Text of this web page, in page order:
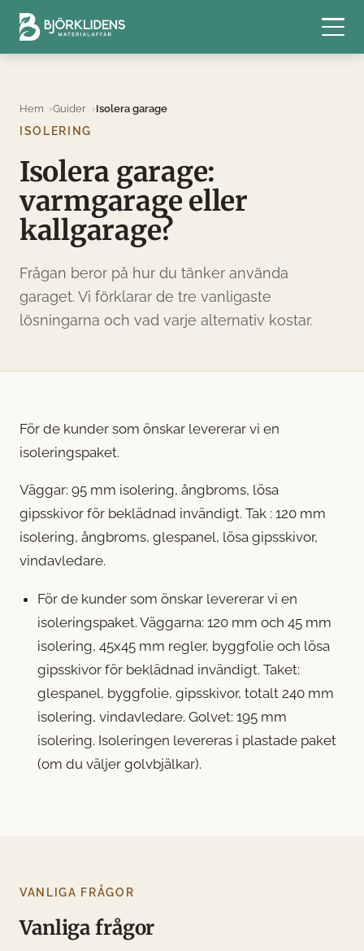
Hem Guider
Isolera garage
ISOLERING
Isolera garage:
varmgarage eller
kallgarage?
Frågan beror på hur du tänker använda
garaget. Vi förklarar de tre vanligaste
lösningarna och vad varje alternativ kostar.
För de kunder som önskar levererar vi en
isoleringspaket.
Väggar: 95 mm isolering, ångbroms, lösa
gipsskivor för beklädnad invändigt. Tak : 120 mm
isolering, ångbroms, glespanel, lösa gipsskivor,
vindavledare.
För de kunder som önskar levererar vi en
isoleringspaket. Väggarna: 120 mm och 45 mm
isolering, 45x45 mm regler, byggfolie och lösa
gipsskivor för beklädnad invändigt. Taket:
glespanel, byggfolie, gipsskivor, totalt 240 mm
isolering, vindavledare. Golvet: 195 mm
isolering. Isoleringen levereras i plastade paket
(om du väljer golvbjälkar).
VANLIGA FRÅGOR
Vanliga frågor